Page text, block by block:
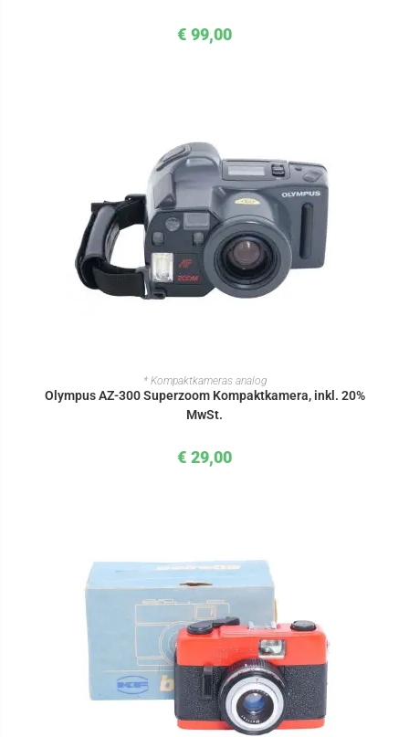
€ 99,00
IN DEN WARENKORB
* Kompaktkameras analog
Olympus AZ-300 Superzoom Kompaktkamera, inkl. 20%
MwSt.
€ 29,00